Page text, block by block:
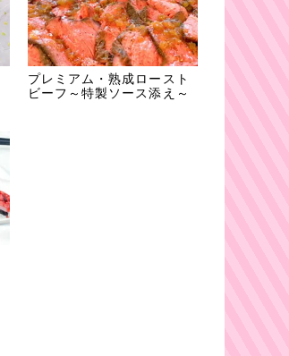
プレミアム・熟成ロースト
ビーフ～特製ソース添え～